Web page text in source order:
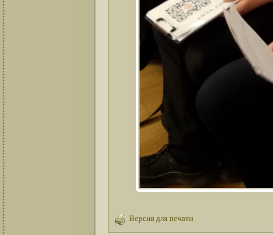
Версия для печати